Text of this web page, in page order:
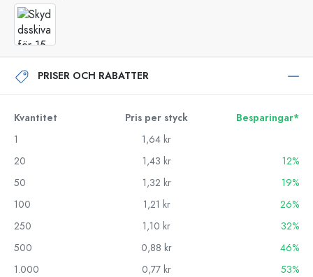
PRISER OCH RABATTER
Kvantitet Pris per styck
Besparingar*
1
1,64 kr
20
1,43 kr
12%
50
1,32 kr
19%
100
1,21 kr
26%
250
1,10 kr
32%
500
0,88 kr
46%
1.000
0,77 kr
53%